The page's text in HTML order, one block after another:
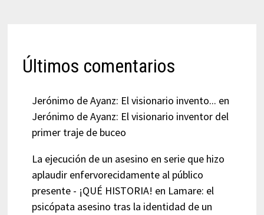
Últimos comentarios
Jerónimo de Ayanz: El visionario invento... en
Jerónimo de Ayanz: El visionario inventor del
primer traje de buceo
La ejecución de un asesino en serie que hizo
aplaudir enfervorecidamente al público
presente - ¡QUÉ HISTORIA! en Lamare: el
psicópata asesino tras la identidad de un